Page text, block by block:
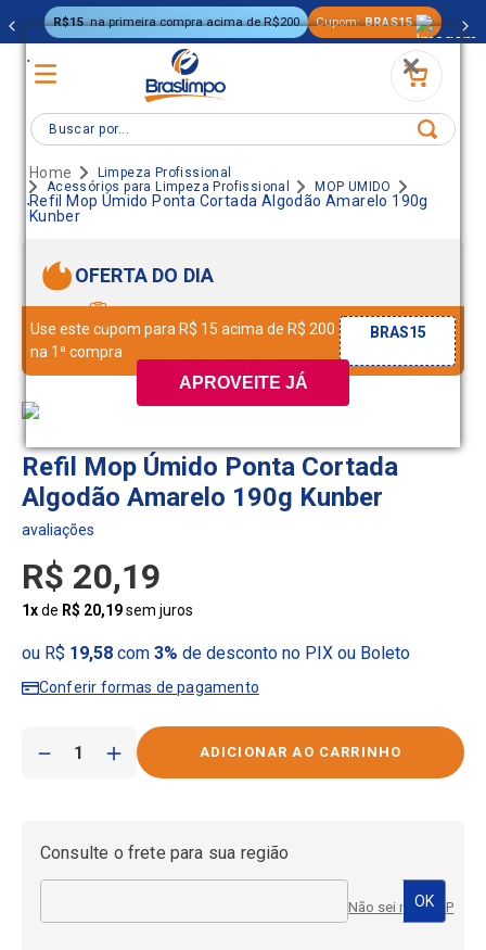
.
.
APROVEITE JÁ
R$15 na primeira compra acima de R$200 Cupom: BRAS15
Buscar por...
Limpeza Profissional
Acessórios para Limpeza Profissional
MOP UMIDO
Refil Mop Úmido Ponta Cortada Algodão Amarelo 190g
Kunber
OFERTA DO DIA
Use este cupom para R$ 15 acima de R$ 200
na 1ª compra
BRAS15
Refil Mop Úmido Ponta Cortada
Algodão Amarelo 190g Kunber
R$ 20,19
1xde R$ 20,19sem juros
ou R$ 19,58com 3% de desconto no PIX ou Boleto
Conferir formas de pagamento
＋
－
Consulte o frete para sua região
Não sei meu CEP